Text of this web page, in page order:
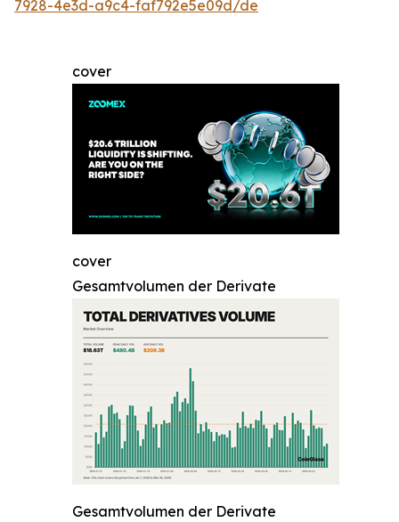
7928-4e3d-a9c4-faf792e5e09d/de
cover
cover
Gesamtvolumen der Derivate
Gesamtvolumen der Derivate